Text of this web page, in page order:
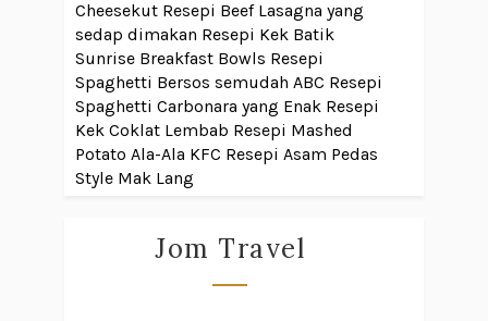
Cheesekut Resepi Beef Lasagna yang
sedap dimakan Resepi Kek Batik
Sunrise Breakfast Bowls Resepi
Spaghetti Bersos semudah ABC Resepi
Spaghetti Carbonara yang Enak Resepi
Kek Coklat Lembab Resepi Mashed
Potato Ala-Ala KFC Resepi Asam Pedas
Style Mak Lang
Jom Travel